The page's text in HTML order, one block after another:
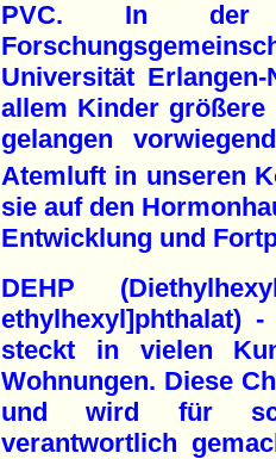
PVC. In der
Universität
allem Kinder größere
gelangen
Atemluft in unseren
sie auf den
Entwicklung und
DEHP
ethylhexyl]phthalat)
steckt in vielen
Wohnungen. Diese
und wird für
verantwortlich